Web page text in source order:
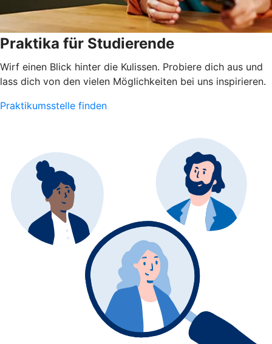
Praktika für Studierende
Wirf einen Blick hinter die Kulissen. Probiere dich aus und
lass dich von den vielen Möglichkeiten bei uns inspirieren.
Praktikumsstelle finden